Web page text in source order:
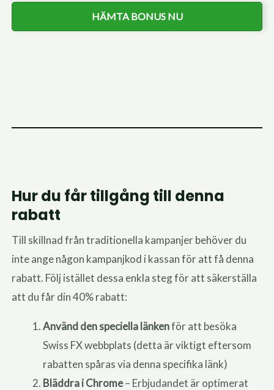
HÄMTA BONUS NU
Hur du får tillgång till denna
rabatt
Till skillnad från traditionella kampanjer behöver du
inte ange någon kampanjkod i kassan för att få denna
rabatt. Följ istället dessa enkla steg för att säkerställa
att du får din 40% rabatt:
Använd den speciella länkenför att besöka
Swiss FX webbplats (detta är viktigt eftersom
rabatten spåras via denna specifika länk)
Bläddra i Chrome– Erbjudandet är optimerat